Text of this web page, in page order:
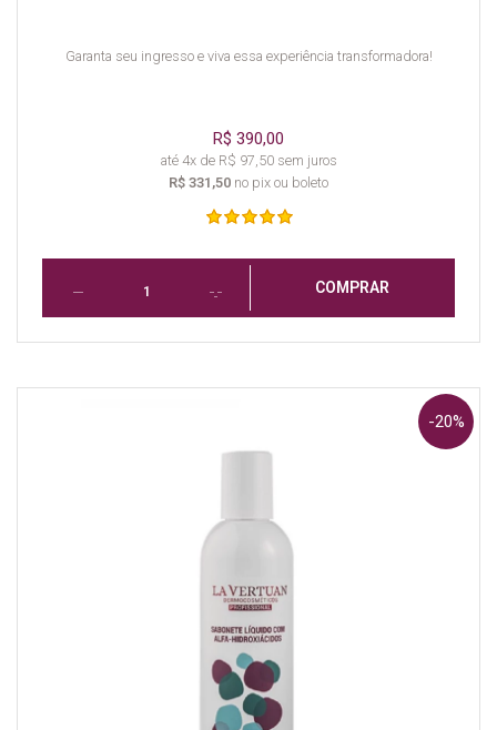
Garanta seu ingresso e viva essa experiência transformadora!
R$ 390,00
até 4x de R$ 97,50 sem juros
R$ 331,50 no pix ou boleto
COMPRAR
-20%